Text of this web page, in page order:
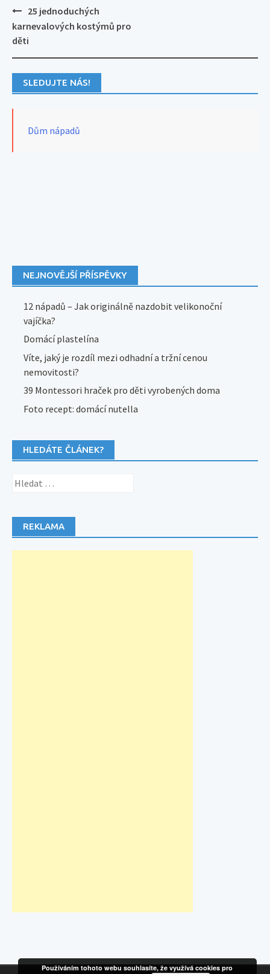
Post
navigation
25 jednoduchých
karnevalových kostýmů pro
děti
SLEDUJTE NÁS!
Dům nápadů
NEJNOVĚJŠÍ PŘÍSPĚVKY
12 nápadů – Jak originálně nazdobit velikonoční
vajíčka?
Domácí plastelína
Víte, jaký je rozdíl mezi odhadní a tržní cenou
nemovitosti?
39 Montessori hraček pro děti vyrobených doma
Foto recept: domácí nutella
HLEDÁTE ČLÁNEK?
Vyhledávání
REKLAMA
Používáním tohoto webu souhlasíte, že využívá cookies pro